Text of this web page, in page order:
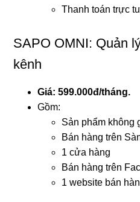
Thanh toán trực
SAPO OMNI: Quản
kênh
Giá: 599.000đ/tháng.
Gồm:
Sản phẩm không
Bán hàng trên
1 cửa hàng
Bán hàng trên
1 website bán